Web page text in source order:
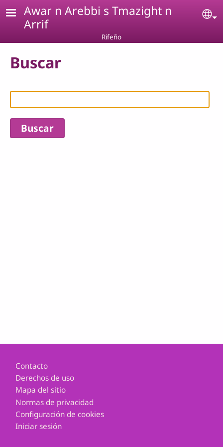
Pasar al contenido principal
Awar n Arebbi s Tmazight n
Arrif
Rifeño
Buscar
Footer
Contacto
Derechos de uso
Mapa del sitio
Normas de privacidad
Configuración de cookies
Iniciar sesión